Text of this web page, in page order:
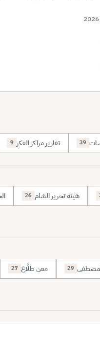
39 تقارير مراكز الفكر 9
هيئة تحرير الشام 26
29 معن طلَّاع 27